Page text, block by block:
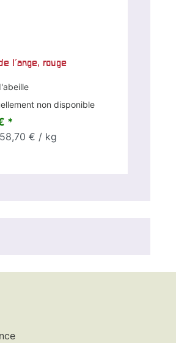
l'ange, rouge
non disponible
*
€ / kg